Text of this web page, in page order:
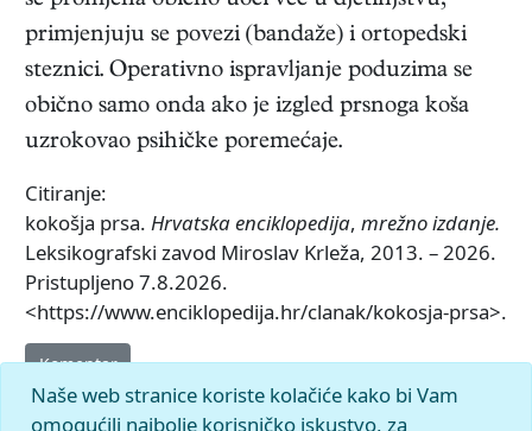
primjenjuju se povezi (bandaže) i ortopedski
steznici. Operativno ispravljanje poduzima se
obično samo onda ako je izgled prsnoga koša
uzrokovao psihičke poremećaje.
Citiranje:
kokošja prsa. Hrvatska enciklopedija, mrežno izdanje.
Leksikografski zavod Miroslav Krleža, 2013. – 2026.
Pristupljeno 7.8.2026.
<https://www.enciklopedija.hr/clanak/kokosja-prsa>.
Komentar
Naše web stranice koriste kolačiće kako bi Vam
omogućili najbolje korisničko iskustvo, za